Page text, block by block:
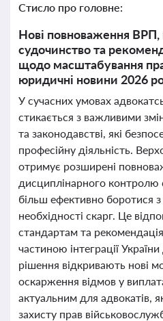
Стисло про головне:
Нові повноваження
судочинство та
щодо масштабування
юридичні новини 2026
У сучасних умовах
стикається з важливими
та законодавстві, які
професійну діяльність.
отримує розширені
дисциплінарного контролю
більш ефективно боротися
необхідності скарг. Це
стандартам та
частиною інтеграції
рішення відкривають нові
оскарження відмов у
актуальним для адвокатів,
захисту прав